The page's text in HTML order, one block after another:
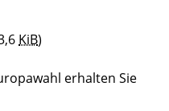
KiB)
erhalten Sie